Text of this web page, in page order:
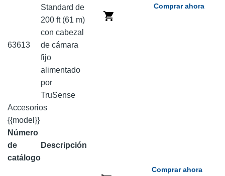
63613
Standard de
200 ft (61 m)
con cabezal
de cámara
fijo
alimentado
por
TruSense
Comprar ahora
Accesorios
{{model}}
Número
de
catálogo
Descripción
Comprar ahora